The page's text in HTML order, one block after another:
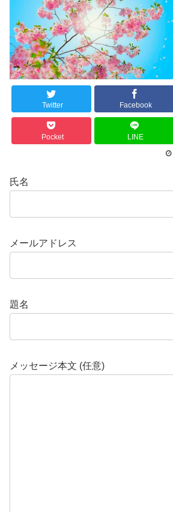
Twitter Facebook
Pocket LINE
氏名
メールアドレス
題名
メッセージ本文 (任意)